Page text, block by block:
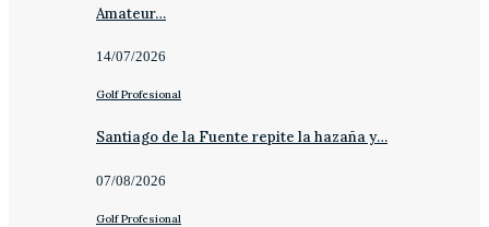
Amateur…
14/07/2026
Golf Profesional
Santiago de la Fuente repite la hazaña y…
07/08/2026
Golf Profesional